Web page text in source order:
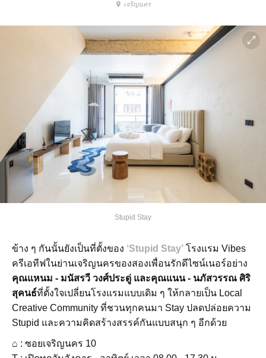
เจริญนคร
Stupid Stay
ข้าง ๆ กันนั้นยังเป็นที่ตั้งของ ‘Stupid Stay’ โรงแรม Vibes
ครีเอทีฟในย่านเจริญนครของสองเพื่อนรักดีไซน์เนอร์อย่าง
คุณแหนม - มนัสรวี วงศ์ประดู่ และคุณแนน - นภัสวรรณ ศิริ
สุคนธ์ที่ตั้งใจเปลี่ยนโรงแรมแบบเดิม ๆ ให้กลายเป็น Local
Creative Community ที่ชวนทุกคนมา Stay ปลดปล่อยความ
Stupid และความคิดสร้างสรรค์กันแบบสนุก ๆ อีกด้วย
⌂ : ซอยเจริญนคร 10